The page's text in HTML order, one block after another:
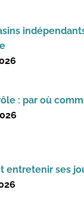
: par où
entretenir ses